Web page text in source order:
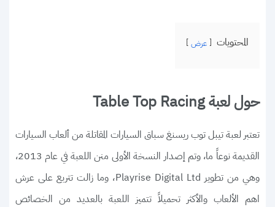
المحتويات عرض
حول لعبة Table Top Racing
تعتبر لعبة تيبل توب ريسنغ سباق السيارات المقاتلة من ألعاب السيارات
القديمة نوعاً ما، وتم إصدار النسخة الأولى منن اللعبة في عام 2013،
وهي من تطوير Playrise Digital Ltd، وما زالت تتربع على عرش
اهم الألعاب والأكثر تحميلاً تتميز اللعبة بالعديد من الخصائص